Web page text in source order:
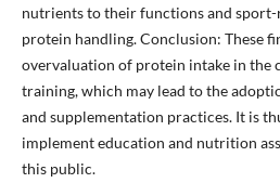
nutrients to their functions and sport-
protein handling. Conclusion: These
overvaluation of protein intake in the
training, which may lead to the
and supplementation practices. It is
implement education and nutrition
this public.